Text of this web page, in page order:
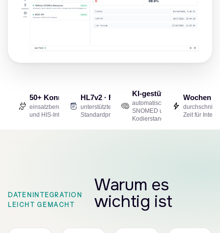
50+ Konnektoren
einsatzbereite KIS-
und HIS-Integrationen
HL7v2 · FHIR · X12
unterstützte Healthcare-
Standardprotokolle
KI-gestütztes Mapping
automatisches ICD-10,
SNOMED und weitere
Kodierstandards
Wochen
Zeit für
DATENINTEGRATION
LEICHT GEMACHT
Warum es
wichtig ist